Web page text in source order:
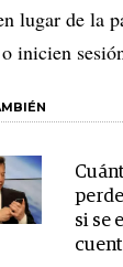
lugar de la
inicien
si se